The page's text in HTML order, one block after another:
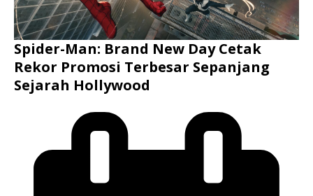
Spider-Man: Brand New Day Cetak
Rekor Promosi Terbesar Sepanjang
Sejarah Hollywood